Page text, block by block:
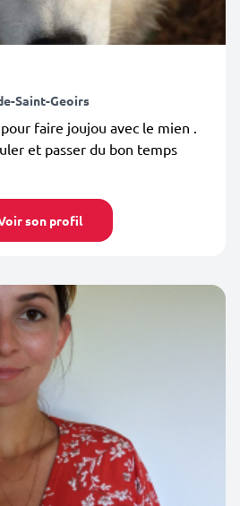
Saint-Geoirs
faire joujou avec le mien .
et passer du bon temps
son profil